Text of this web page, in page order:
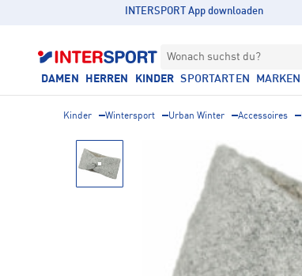
INTERSPORT App downloaden
Wonach suchst du?
DAMEN HERREN KINDER SPORTARTEN MARKEN
Kinder Wintersport Urban Winter Accessoires